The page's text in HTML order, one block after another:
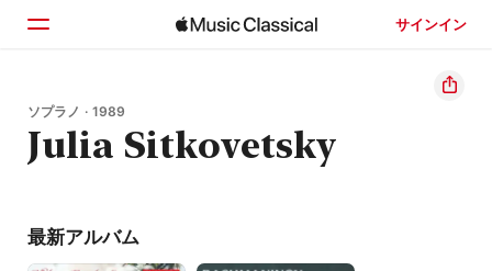
サインイン
ホーム
見つける
ソプラノ · 1989
Julia Sitkovetsky
最新アルバム